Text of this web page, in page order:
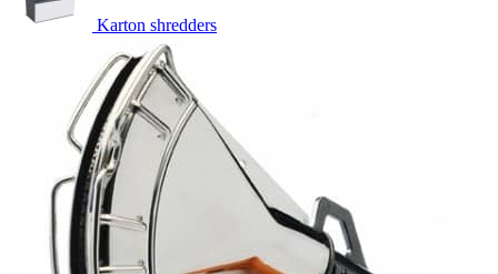
Karton shredders